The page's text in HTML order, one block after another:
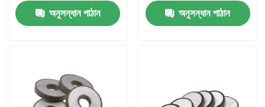
অনুসন্ধান পাঠান অনুসন্ধান পাঠান